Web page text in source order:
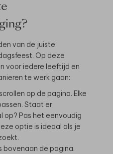
van de juiste
Op deze
voor iedere leeftijd en
te werk gaan:
op de pagina. Elke
Staat er
op? Pas het eenvoudig
optie is ideaal als je
bovenaan de pagina.